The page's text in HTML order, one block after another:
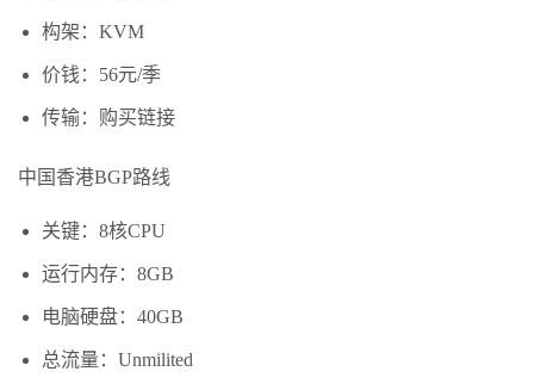
构架：KVM
价钱：56元/季
传输：购买链接
中国香港BGP路线
关键：8核CPU
运行内存：8GB
电脑硬盘：40GB
总流量：Unmilited